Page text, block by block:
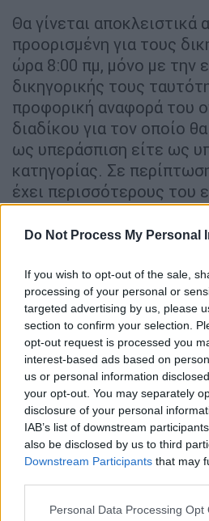
Do Not Process My Personal
If you wish to opt-out of the sale,
processing of your personal or
targeted advertising by us, please
section to confirm your selection.
opt-out request is processed you
interest-based ads based on
us or personal information
your opt-out. You may separately
disclosure of your personal
IAB’s list of downstream
also be disclosed by us to third
Downstream Participants that may
Please note that this website/app
Personal Data Processing Opt
Θα γίνεται αποκλειστικά
προορισμένη για τους
ώρα 8:00 πμ, μόνο με την
δικηγορικής τους
προφορική αναφορά του
διαδίκου για τον οποίο
ως υπεράσπιση είτε ως
κατηγορίας. Σε
έχει περισσότερους του
θα επιτρέπεται η
νόμο, αποκλειστικά και
Προς διευκόλυνσή τους,
στην αίθουσα θα
καταγραφής, κατ'
διαδίκων, στα οποία θα
της δικηγορικής
προφορική αναφορά του
διαδίκου, τον οποίο και
Μετά την είσοδό τους θα
θέσεις (έδρανα και
προορίζονται γι' αυτούς
σήμανση προς τούτο, με
των αστυνομικών της